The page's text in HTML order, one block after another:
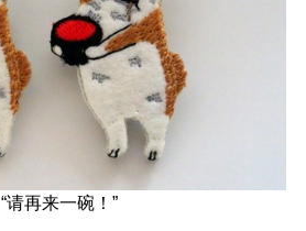
“请再来一碗！”